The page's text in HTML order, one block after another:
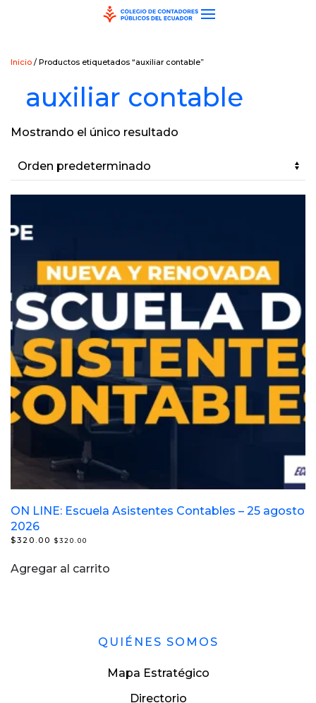
Inicio / Productos etiquetados “auxiliar contable”
auxiliar contable
Mostrando el único resultado
ON LINE: Escuela Asistentes Contables – 25 agosto
2026
$320.00 $320.00
Agregar al carrito
QUIÉNES SOMOS
Mapa Estratégico
Directorio